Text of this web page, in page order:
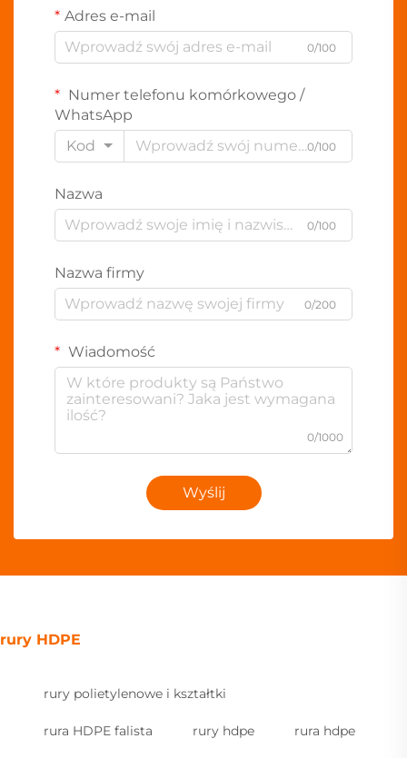
Adres e-mail
0/100
Numer telefonu komórkowego /
WhatsApp
Kod
0/100
Nazwa
0/100
Nazwa firmy
0/200
Wiadomość
0/1000
Wyślij
rury HDPE
rury polietylenowe i kształtki
rura HDPE falista rury hdpe rura hdpe